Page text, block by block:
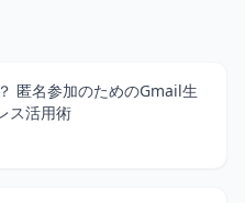
匿名参加のためのGmail生
ス活用術